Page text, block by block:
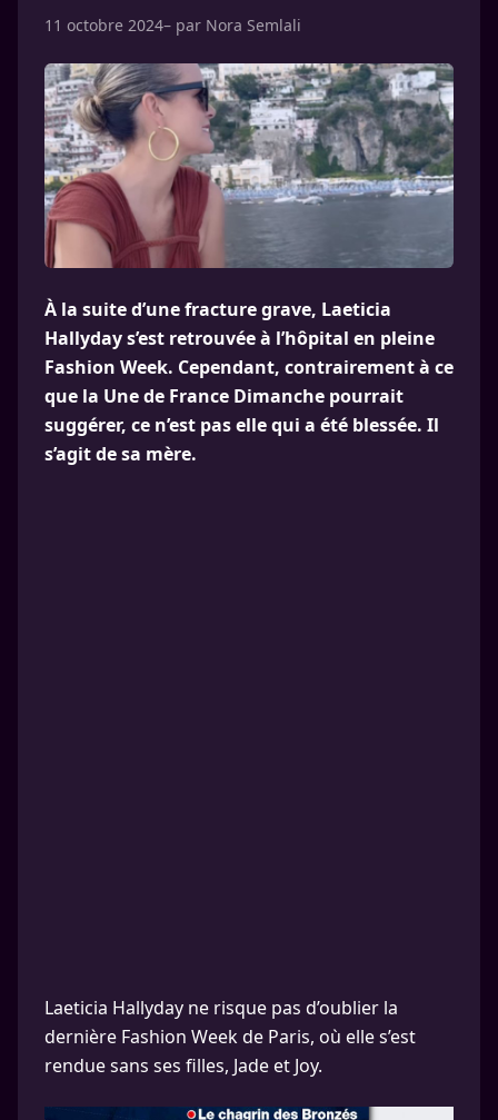
11 octobre 2024– par Nora Semlali
À la suite d’une fracture grave, Laeticia
Hallyday s’est retrouvée à l’hôpital en pleine
Fashion Week. Cependant, contrairement à ce
que la Une de France Dimanche pourrait
suggérer, ce n’est pas elle qui a été blessée. Il
s’agit de sa mère.
Laeticia Hallyday ne risque pas d’oublier la
dernière Fashion Week de Paris, où elle s’est
rendue sans ses filles, Jade et Joy.